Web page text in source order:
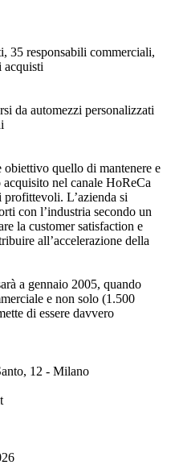
35 responsabili commerciali,
acquisti
da automezzi personalizzati
obiettivo quello di mantenere e
nel canale HoReCa
L’azienda si
con l’industria secondo un
la customer satisfaction e
all’accelerazione della
a gennaio 2005, quando
e non solo (1.500
di essere davvero
12 - Milano